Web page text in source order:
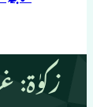
زکوٰۃ: